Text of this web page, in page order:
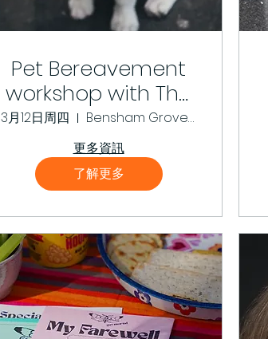
Pet Bereavement
workshop with The
End Matters
3月12日周四
Bensham Grove Community Centre
更多資訊
了解更多